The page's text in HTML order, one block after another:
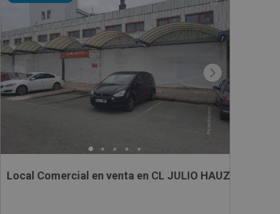
Local Comercial en venta en CL JULIO HAUZEUR, 6